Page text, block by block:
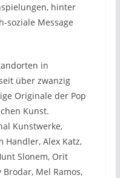
hinter
soziale Message
in
über zwanzig
Originale der Pop
Kunst.
Kunstwerke,
Handler, Alex Katz,
Slonem, Orit
Brodar, Mel Ramos,